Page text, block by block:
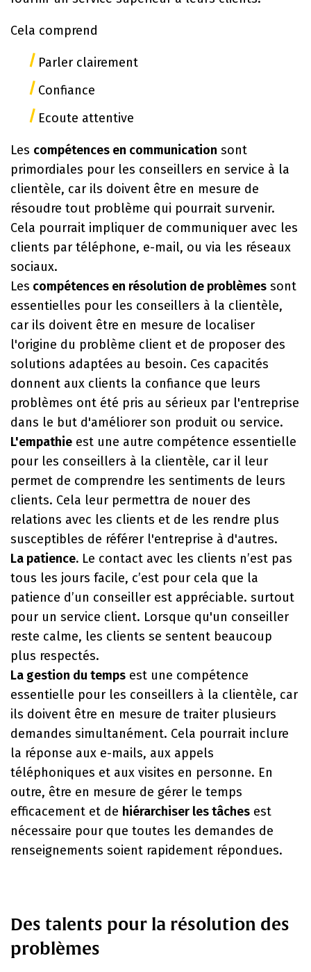
Cela comprend
Parler clairement
Confiance
Ecoute attentive
Les compétences en communication sont
primordiales pour les conseillers en service à la
clientèle, car ils doivent être en mesure de
résoudre tout problème qui pourrait survenir.
Cela pourrait impliquer de communiquer avec les
clients par téléphone, e-mail, ou via les réseaux
sociaux.
Les compétences en résolution de problèmes sont
essentielles pour les conseillers à la clientèle,
car ils doivent être en mesure de localiser
l'origine du problème client et de proposer des
solutions adaptées au besoin. Ces capacités
donnent aux clients la confiance que leurs
problèmes ont été pris au sérieux par l'entreprise
dans le but d'améliorer son produit ou service.
L'empathie est une autre compétence essentielle
pour les conseillers à la clientèle, car il leur
permet de comprendre les sentiments de leurs
clients. Cela leur permettra de nouer des
relations avec les clients et de les rendre plus
susceptibles de référer l'entreprise à d'autres.
La patience. Le contact avec les clients n’est pas
tous les jours facile, c’est pour cela que la
patience d’un conseiller est appréciable. surtout
pour un service client. Lorsque qu'un conseiller
reste calme, les clients se sentent beaucoup
plus respectés.
La gestion du temps est une compétence
essentielle pour les conseillers à la clientèle, car
ils doivent être en mesure de traiter plusieurs
demandes simultanément. Cela pourrait inclure
la réponse aux e-mails, aux appels
téléphoniques et aux visites en personne. En
outre, être en mesure de gérer le temps
efficacement et de hiérarchiser les tâches est
nécessaire pour que toutes les demandes de
renseignements soient rapidement répondues.
Des talents pour la résolution des
problèmes